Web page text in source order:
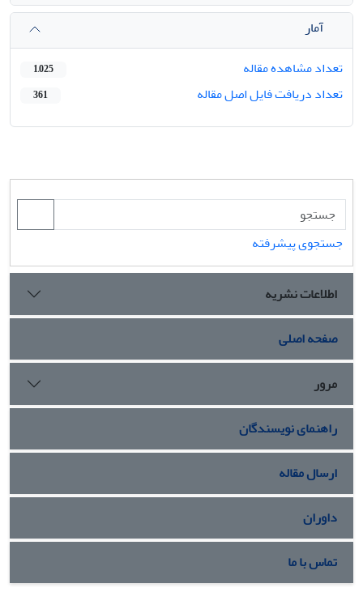
آمار
تعداد مشاهده مقاله
1,025
تعداد دریافت فایل اصل مقاله 361
جستجوی پیشرفته
اطلاعات نشریه
صفحه اصلی
مرور
راهنمای نویسندگان
ارسال مقاله
داوران
تماس با ما